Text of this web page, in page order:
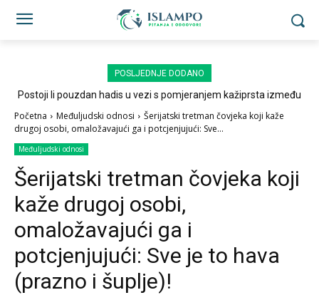
POSLJEDNJE DODANO
Postoji li pouzdan hadis u vezi s pomjeranjem kažiprsta između
Početna Međuljudski odnosi
Šerijatski tretman čovjeka koji kaže
drugoj osobi, omaložavajući ga i potcjenjujući: Sve...
Međuljudski odnosi
Šerijatski tretman čovjeka koji
kaže drugoj osobi,
omaložavajući ga i
potcjenjujući: Sve je to hava
(prazno i šuplje)!